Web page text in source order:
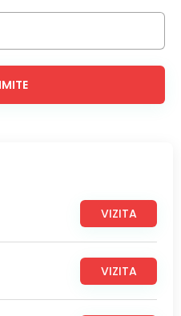
VIZITA
VIZITA